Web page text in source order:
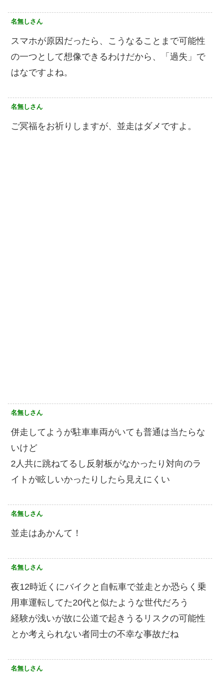
名無しさん
スマホが原因だったら、こうなることまで可能性
の一つとして想像できるわけだから、「過失」で
はなですよね。
名無しさん
ご冥福をお祈りしますが、並走はダメですよ。
名無しさん
併走してようが駐車車両がいても普通は当たらな
いけど
2人共に跳ねてるし反射板がなかったり対向のラ
イトが眩しいかったりしたら見えにくい
名無しさん
並走はあかんて！
名無しさん
夜12時近くにバイクと自転車で並走とか恐らく乗
用車運転してた20代と似たような世代だろう
経験が浅いが故に公道で起きうるリスクの可能性
とか考えられない者同士の不幸な事故だね
名無しさん